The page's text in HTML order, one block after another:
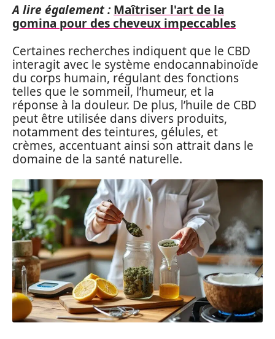
A lire également : Maîtriser l'art de la
gomina pour des cheveux impeccables
Certaines recherches indiquent que le CBD
interagit avec le système endocannabinoïde
du corps humain, régulant des fonctions
telles que le sommeil, l’humeur, et la
réponse à la douleur. De plus, l’huile de CBD
peut être utilisée dans divers produits,
notamment des teintures, gélules, et
crèmes, accentuant ainsi son attrait dans le
domaine de la santé naturelle.